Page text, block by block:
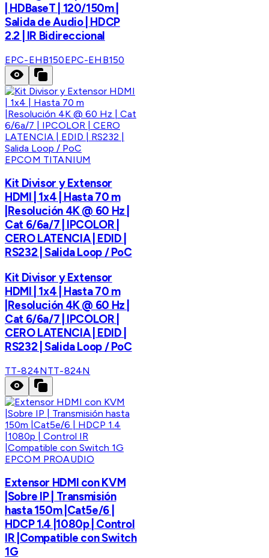
| HDBaseT | 120/150m |
Salida de Audio | HDCP
2.2 | IR Bidireccional
EPC-EHB150EPC-EHB150
EPCOM TITANIUM
Kit Divisor y Extensor
HDMI | 1x4 | Hasta 70 m
|Resolución 4K @ 60 Hz |
Cat 6/6a/7 | IPCOLOR |
CERO LATENCIA | EDID |
RS232 | Salida Loop / PoC
Kit Divisor y Extensor
HDMI | 1x4 | Hasta 70 m
|Resolución 4K @ 60 Hz |
Cat 6/6a/7 | IPCOLOR |
CERO LATENCIA | EDID |
RS232 | Salida Loop / PoC
TT-824NTT-824N
EPCOM PROAUDIO
Extensor HDMI con KVM
|Sobre IP | Transmisión
hasta 150m |Cat5e/6 |
HDCP 1.4 |1080p | Control
IR |Compatible con Switch
1G